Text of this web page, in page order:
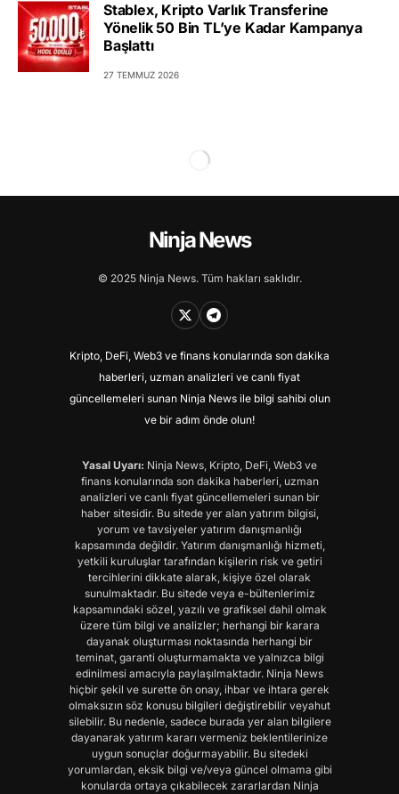
Stablex, Kripto Varlık Transferine
Yönelik 50 Bin TL’ye Kadar Kampanya
Başlattı
27 TEMMUZ 2026
Ninja News
© 2025 Ninja News. Tüm hakları saklıdır.
Kripto, DeFi, Web3 ve finans konularında son dakika
haberleri, uzman analizleri ve canlı fiyat
güncellemeleri sunan Ninja News ile bilgi sahibi olun
ve bir adım önde olun!
Yasal Uyarı: Ninja News, Kripto, DeFi, Web3 ve
finans konularında son dakika haberleri, uzman
analizleri ve canlı fiyat güncellemeleri sunan bir
haber sitesidir. Bu sitede yer alan yatırım bilgisi,
yorum ve tavsiyeler yatırım danışmanlığı
kapsamında değildir. Yatırım danışmanlığı hizmeti,
yetkili kuruluşlar tarafından kişilerin risk ve getiri
tercihlerini dikkate alarak, kişiye özel olarak
sunulmaktadır. Bu sitede veya e-bültenlerimiz
kapsamındaki sözel, yazılı ve grafiksel dahil olmak
üzere tüm bilgi ve analizler; herhangi bir karara
dayanak oluşturması noktasında herhangi bir
teminat, garanti oluşturmamakta ve yalnızca bilgi
edinilmesi amacıyla paylaşılmaktadır. Ninja News
hiçbir şekil ve surette ön onay, ihbar ve ihtara gerek
olmaksızın söz konusu bilgileri değiştirebilir veyahut
silebilir. Bu nedenle, sadece burada yer alan bilgilere
dayanarak yatırım kararı vermeniz beklentilerinize
uygun sonuçlar doğurmayabilir. Bu sitedeki
yorumlardan, eksik bilgi ve/veya güncel olmama gibi
konularda ortaya çıkabilecek zararlardan Ninja